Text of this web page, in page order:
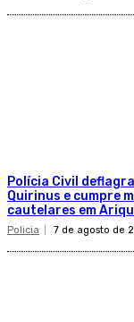
Polícia Civil
Quirinus e cumpre
cautelares em
Policia 7 de agosto de